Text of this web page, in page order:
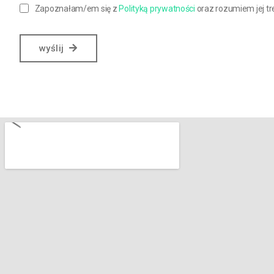
Zapoznałam/em się z Polityką prywatności oraz rozumiem jej
wyślij